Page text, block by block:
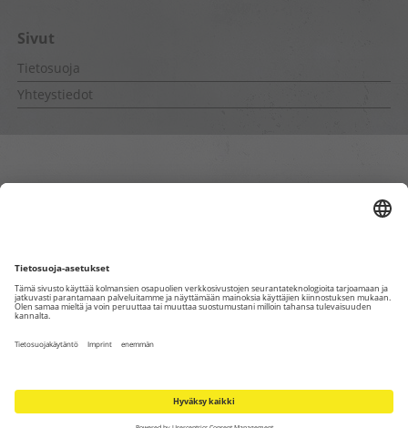
Sivut
Tietosuoja
Yhteystiedot
Sisäiset sivut
Tietosuoja